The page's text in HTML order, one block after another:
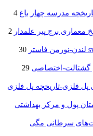
مدرسه چهار باغ 4
معماری برج پیر علمدار 2
30
گشتالت-اختصاصی 29
پل فلزی-تاریخچه پل فلزی
پول و مرکز بهداشتی
سرطانی مگی